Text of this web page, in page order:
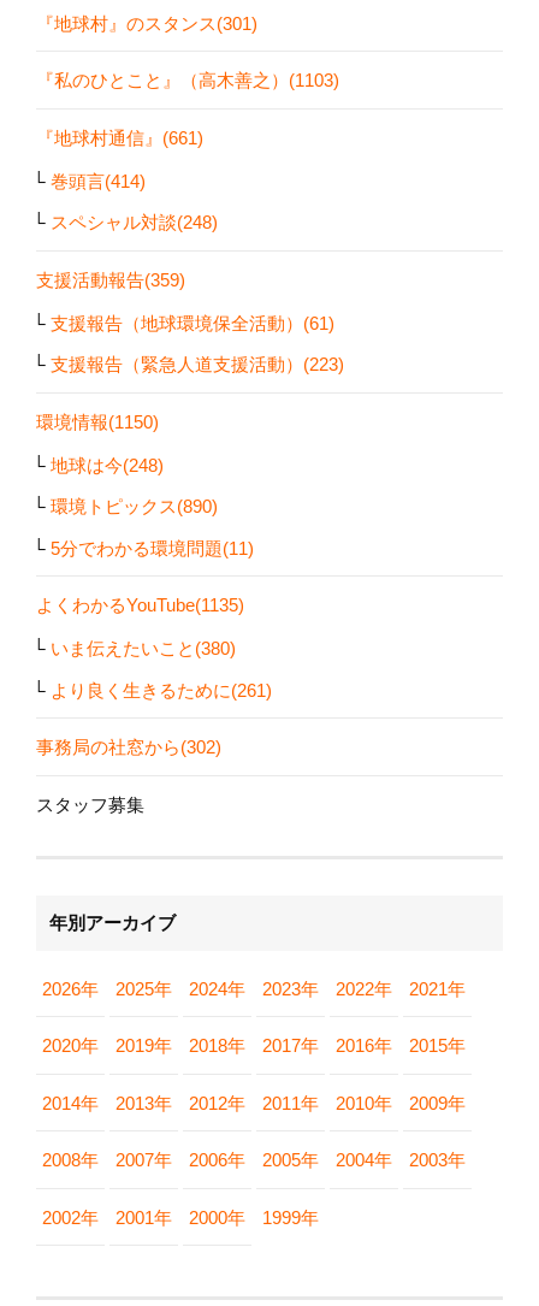
『地球村』のスタンス(301)
『私のひとこと』（高木善之）(1103)
『地球村通信』(661)
巻頭言(414)
スペシャル対談(248)
支援活動報告(359)
支援報告（地球環境保全活動）(61)
支援報告（緊急人道支援活動）(223)
環境情報(1150)
地球は今(248)
環境トピックス(890)
5分でわかる環境問題(11)
よくわかるYouTube(1135)
いま伝えたいこと(380)
より良く生きるために(261)
事務局の社窓から(302)
スタッフ募集
年別アーカイブ
2026年 2025年 2024年 2023年 2022年 2021年
2020年 2019年 2018年 2017年 2016年 2015年
2014年 2013年 2012年 2011年 2010年 2009年
2008年 2007年 2006年 2005年 2004年 2003年
2002年 2001年 2000年 1999年